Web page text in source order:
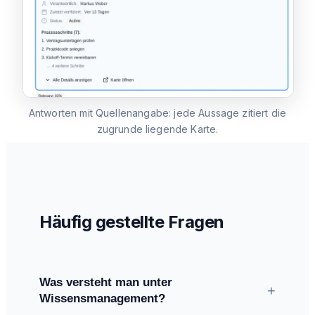
Antworten mit Quellenangabe: jede Aussage zitiert die
zugrunde liegende Karte.
Häufig gestellte Fragen
Was versteht man unter
Wissensmanagement?
+